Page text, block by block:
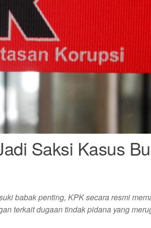
Saksi Kasus
babak penting, KPK secara resmi
terkait dugaan tindak pidana yang